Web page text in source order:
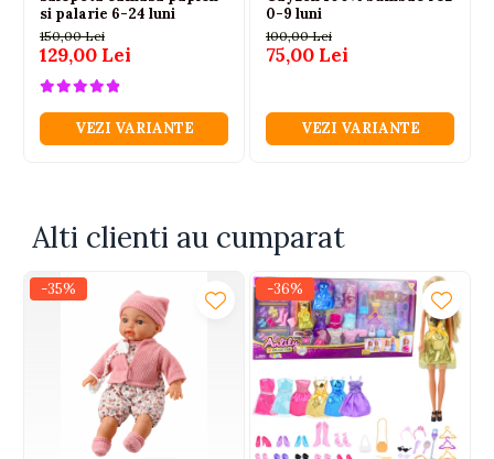
si palarie 6-24 luni
150,00 Lei
129,00 Lei
VEZI VARIANTE
0-9 luni
100,00 Lei
75,00 Lei
VEZI VARIANTE
Alti clienti au cumparat
-35% -36%